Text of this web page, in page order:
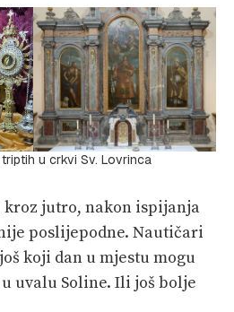
u crkvi Sv. Lovrinca
jutro, nakon ispijanja
poslijepodne. Nautičari
koji dan u mjestu mogu
uvalu Soline. Ili još bolje